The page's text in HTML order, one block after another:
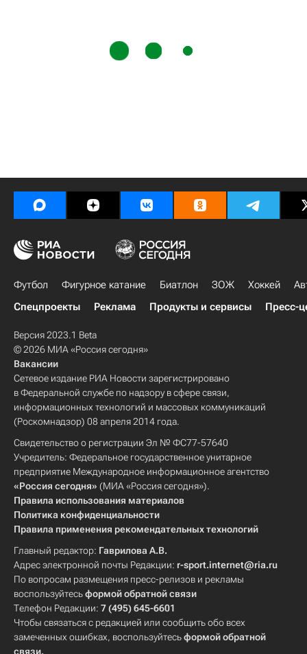
Футбол Фигурное катание Биатлон ЗОЖ Хоккей
Спецпроекты
Реклама Продукты и сервисы Пресс-
Версия 2023.1 Beta
© 2026 МИА «Россия сегодня»
Вакансии
Сетевое издание РИА Новости зарегистрировано
в Федеральной службе по надзору в сфере связи,
информационных технологий и массовых коммуникаций
(Роскомнадзор) 08 апреля 2014 года.
Свидетельство о регистрации Эл № ФС77-57640
Учредитель: Федеральное государственное унитарное
предприятие Международное информационное агентство
«Россия сегодня» (МИА «Россия сегодня»).
Правила использования материалов
Политика конфиденциальности
Правила применения рекомендательных технологий
Главный редактор: Гаврилова А.В.
Адрес электронной почты Редакции: r-sport.internet@ria.ru
По вопросам размещения пресс-релизов и рекламы
воспользуйтесьформой обратной связи
Телефон Редакции: 7 (495) 645-6601
Чтобы связаться с редакцией или сообщить обо всех
замеченных ошибках, воспользуйтесьформой обратной
связи.